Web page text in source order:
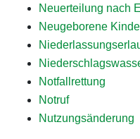
Neuerteilung nach
Neugeborene
Notfallrettung
Notruf
Nutzungsänderung